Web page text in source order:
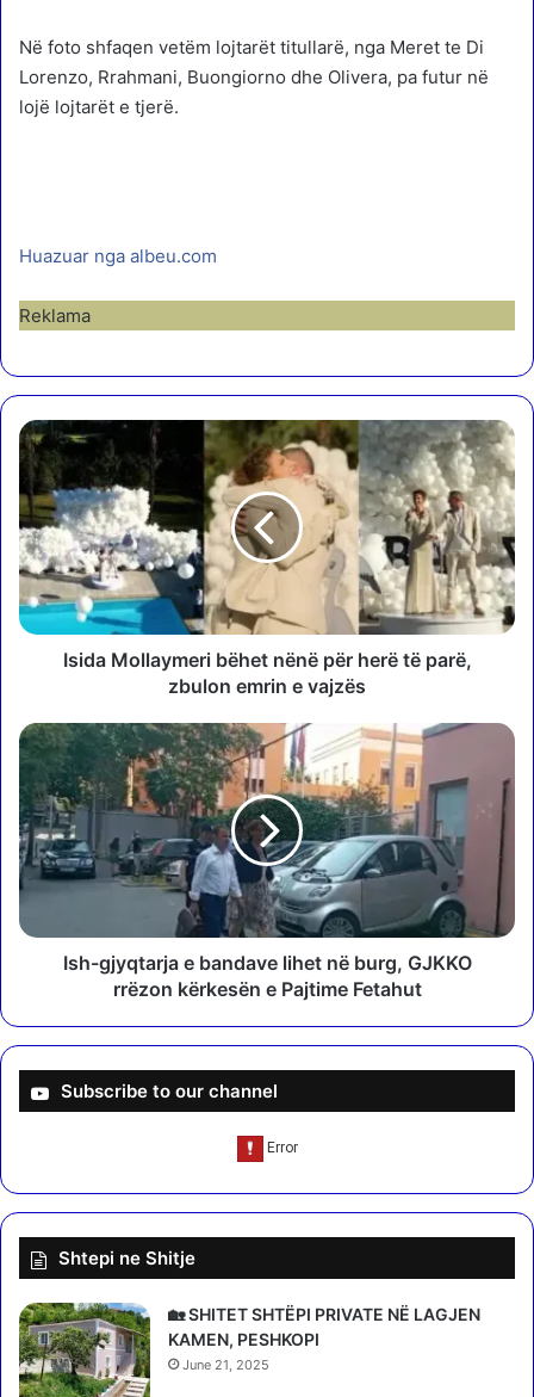
Në foto shfaqen vetëm lojtarët titullarë, nga Meret te Di
Lorenzo, Rrahmani, Buongiorno dhe Olivera, pa futur në
lojë lojtarët e tjerë.
Huazuar nga albeu.com
Reklama
I
s
d
a
M
o
l
l
e
r
i
b
ë
h
e
n
p
h
t
ë
a
r
ë
,
z
Isida Mollaymeri bëhet nënë për herë të parë,
zbulon emrin e vajzës
I
s
h
-
g
j
y
t
a
v
e
h
e
t
n
Ish-gjyqtarja e bandave lihet në burg, GJKKO
rrëzon kërkesën e Pajtime Fetahut
Subscribe to our channel
Shtepi ne Shitje
🏡 SHITET SHTËPI PRIVATE NË LAGJEN
KAMEN, PESHKOPI
June 21, 2025